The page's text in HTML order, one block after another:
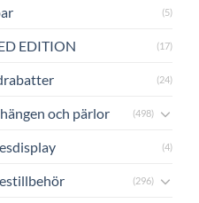
(5)
EDITION (17)
(24)
och pärlor (498)
(4)
(296)